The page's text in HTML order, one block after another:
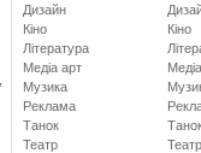
Дизайн
Кіно
Література
Медіа арт
Музика
Реклама
Танок
Театр
Кіно
Театр